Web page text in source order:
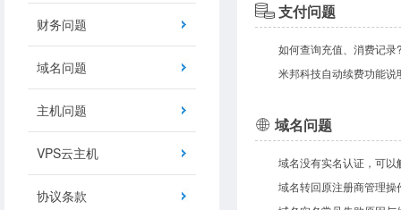
财务问题
域名问题
主机问题
VPS云主机
协议条款
支付问题
如何查询充值、消费记录
米邦科技自动续费功能说
域名问题
域名没有实名认证，可以
域名转回原注册商管理操